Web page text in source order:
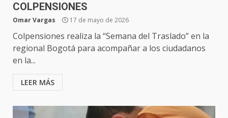
COLPENSIONES
Omar Vargas 17 de mayo de 2026
Colpensiones realiza la “Semana del Traslado” en la
regional Bogotá para acompañar a los ciudadanos
en la...
LEER MÁS